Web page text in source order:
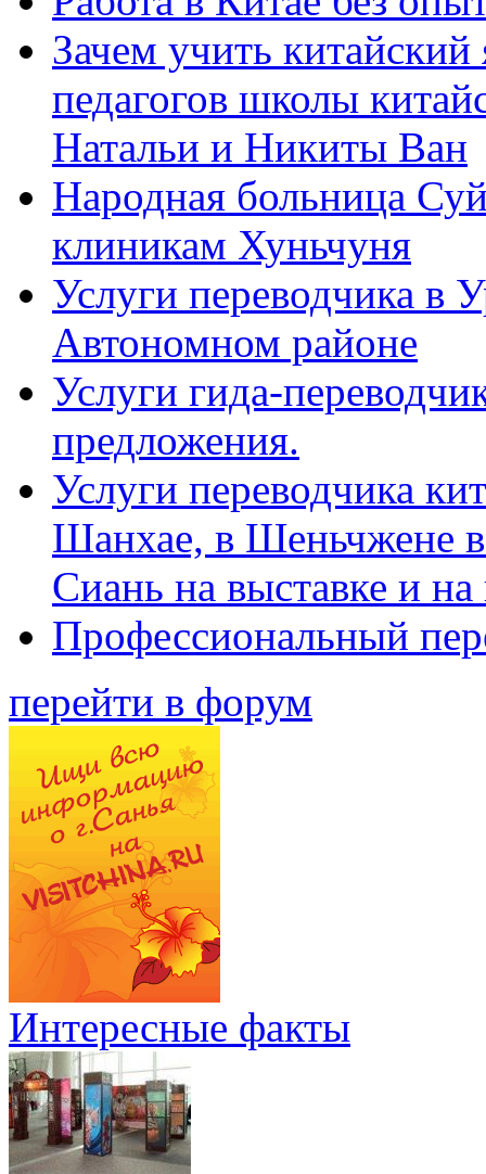
Зачем учить
педагогов школы
Натальи и Никиты Ван
Народная больница
клиникам Хуньчуня
Услуги переводчика в
Автономном районе
Услуги гида-
предложения.
Услуги переводчика
Шанхае, в Шеньчжене
Сиань на выставке и
Профессиональный
перейти в форум
Интересные факты